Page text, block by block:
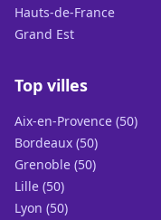
Hauts-de-France
Grand Est
Top villes
Aix-en-Provence (50)
Bordeaux (50)
Grenoble (50)
Lille (50)
Lyon (50)